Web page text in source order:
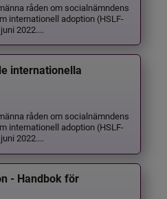
råden om socialnämndens
internationell adoption (HSLF-
2022....
internationella
råden om socialnämndens
internationell adoption (HSLF-
2022....
- Handbok för